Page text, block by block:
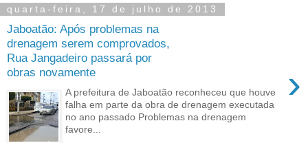
quarta-feira, 17 de julho de 2013
Jaboatão: Após problemas na
drenagem serem comprovados,
Rua Jangadeiro passará por
obras novamente
›
A prefeitura de Jaboatão reconheceu que houve
falha em parte da obra de drenagem executada
no ano passado Problemas na drenagem
favore...